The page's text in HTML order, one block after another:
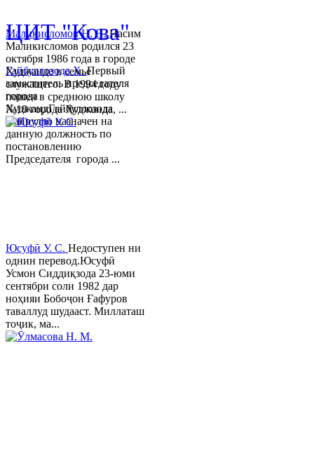
Гайбуллозода Х.Первый
заместитель председателя
города
ХуджандГайбуллозода
Хайрулло назначен на
данную должность по
постановлению
Председателя города ...
Маликисломов Н. Н.Насим
Маликисломов родился 23
октября 1986 года в городе
Худжанде в семье
служащего. В 1994 году
пошел в среднюю школу
№18 города Худжанда, ...
Юсуфӣ У. C. Недоступен ни
однин перевод.Юсуфӣ
Усмон Сиддиқзода 23-юми
сентябри соли 1982 дар
ноҳияи Бобоҷон Ғафуров
таваллуд шудааст. Миллаташ
тоҷик, ма...
ЦИТ "Кова"